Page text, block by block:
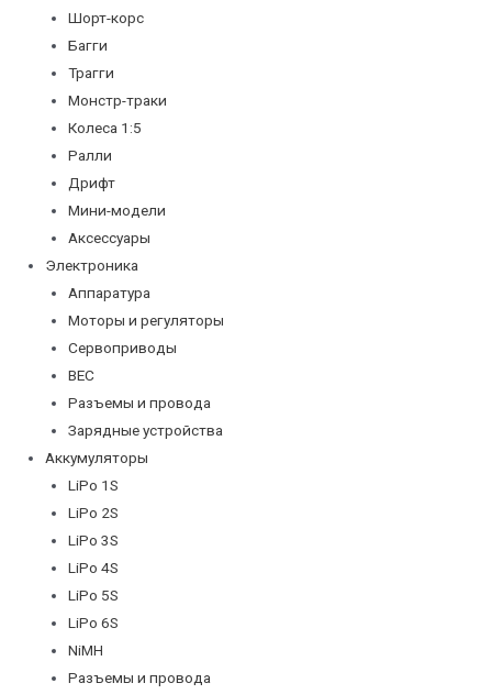
Шорт-корс
Багги
Трагги
Монстр-траки
Колеса 1:5
Ралли
Дрифт
Мини-модели
Аксессуары
Электроника
Аппаратура
Моторы и регуляторы
Сервоприводы
BEC
Разъемы и провода
Зарядные устройства
Аккумуляторы
LiPo 1S
LiPo 2S
LiPo 3S
LiPo 4S
LiPo 5S
LiPo 6S
NiMH
Разъемы и провода